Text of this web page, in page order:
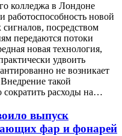
колледжа в Лондоне
работоспособность новой
посредством
передаются потоки
новая технология,
удвоить
не возникает
такой
сократить расходы на…
выпуск
фар и фонарей